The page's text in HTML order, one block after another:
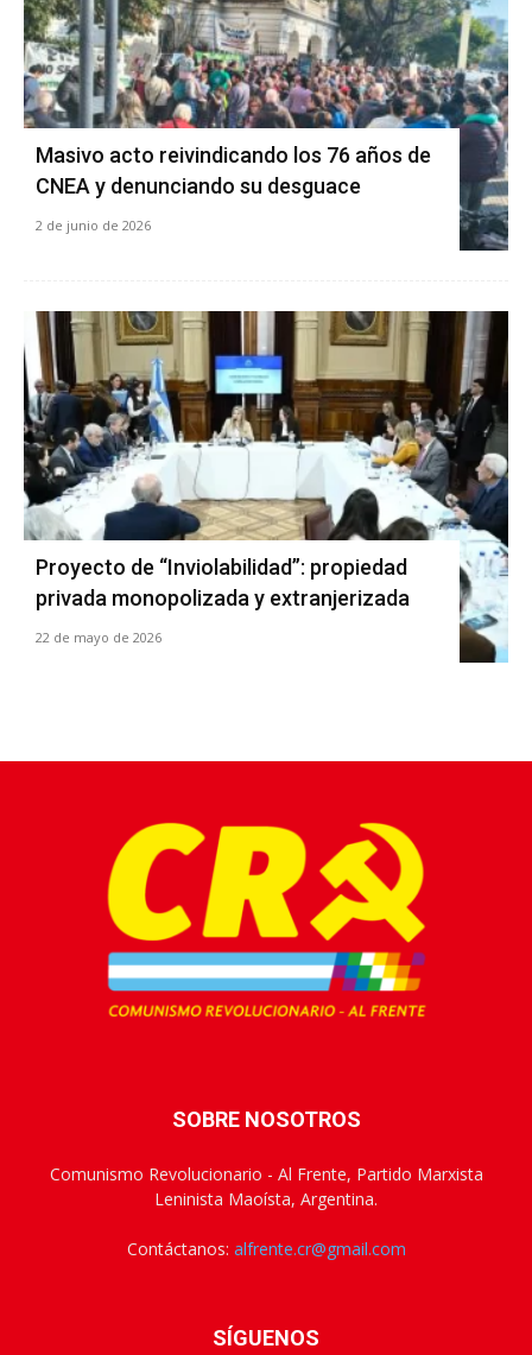
Masivo acto reivindicando los 76 años de
CNEA y denunciando su desguace
2 de junio de 2026
Proyecto de “Inviolabilidad”: propiedad
privada monopolizada y extranjerizada
22 de mayo de 2026
SOBRE NOSOTROS
Comunismo Revolucionario - Al Frente, Partido Marxista
Leninista Maoísta, Argentina.
Contáctanos: alfrente.cr@gmail.com
SÍGUENOS